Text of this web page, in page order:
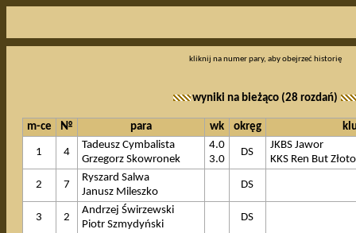
kliknij na numer pary, aby obejrzeć historię
wyniki na bieżąco (28 rozdań)
m-ce № para wk okręg
1 4
Tadeusz Cymbalista 4.0
DS
JKBS Jawor
Grzegorz Skowronek
3.0 KKS Ren But
2 7
Ryszard Salwa
DS
Janusz Mileszko
3 2
Andrzej Świrzewski
DS
Piotr Szmydyński